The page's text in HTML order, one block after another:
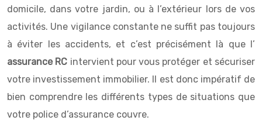
domicile, dans votre jardin, ou à l’extérieur lors de vos
activités. Une vigilance constante ne suffit pas toujours
à éviter les accidents, et c’est précisément là que l’
assurance RC intervient pour vous protéger et sécuriser
votre investissement immobilier. Il est donc impératif de
bien comprendre les différents types de situations que
votre police d’assurance couvre.